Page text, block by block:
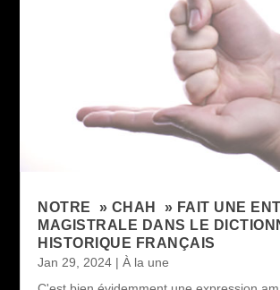
NOTRE » CHAH » FAIT UNE
MAGISTRALE DANS LE
HISTORIQUE FRANÇAIS
Jan 29, 2024 |À la une